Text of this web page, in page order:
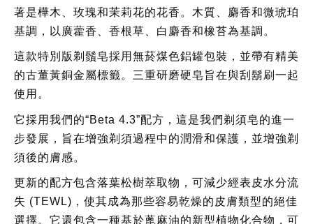
著是樺木、玫瑰和茉莉花的花香。木質、麝香和微琥珀
基調，以廣藿香、香根草、白麝香和橡苔為基調。
這款特別版剃鬚皂採用無菸煤色鋁罐包裝，並帶有精美
的古董黃銅金屬標籤。三重研磨硬皂旨在與刮鬍刷一起
使用。
它採用我們的“Beta 4.3”配方，這是我們剃須皂的進一
步發展，旨在增強剃須過程中的潤滑和保護，並增強剃
須後的膚感。
更新的配方包含落葉松樹萃取物，可減少經表皮水分流
失 (TEWL)，使其成為那些容易乾燥的皮膚類型的絕佳
選擇。它還包含一種基於蓖麻油的新型植物化合物，可